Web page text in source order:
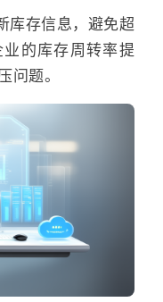
库存信息，避免超
的库存周转率提
问题。